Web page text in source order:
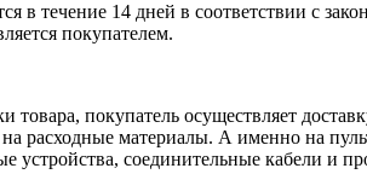
в течение 14 дней в соответствии с
покупателем.
товара, покупатель осуществляет
на расходные материалы. А именно на
устройства, соединительные кабели